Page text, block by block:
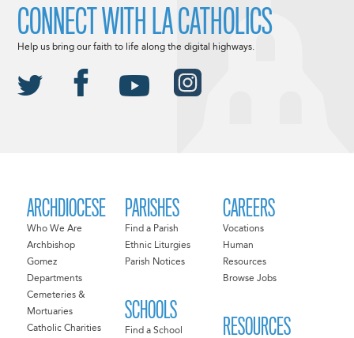
ARCHDIOCESE
Who We Are
Archbishop
Gomez
Departments
Cemeteries &
Mortuaries
Catholic Charities
PARISHES
Find a Parish
Ethnic Liturgies
Parish Notices
SCHOOLS
Find a School
CAREERS
Vocations
Human
Resources
Browse Jobs
RESOURCES
CONNECT WITH LA CATHOLICS
Help us bring our faith to life along the digital highways.